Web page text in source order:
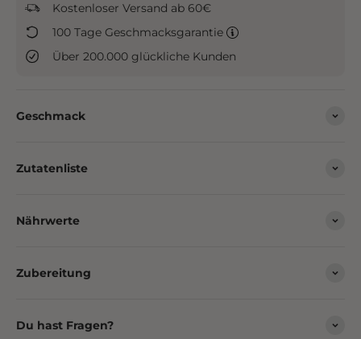
Kostenloser Versand ab 60€
100 Tage Geschmacksgarantie
Über 200.000 glückliche Kunden
Geschmack
Zutatenliste
Nährwerte
Zubereitung
Du hast Fragen?